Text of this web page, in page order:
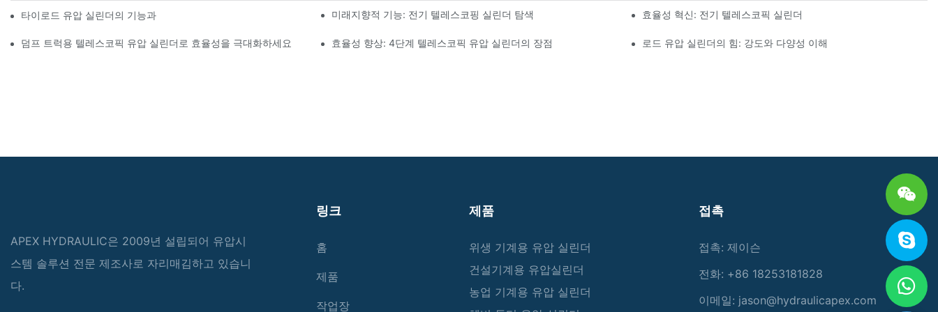
타이로드 유압 실린더의 기능과 중요성 이해 미래지향적 기능: 전기 텔레스코핑 실린더 탐색 효율성 혁신: 전기 텔레스코픽 실린더
덤프 트럭용 텔레스코픽 유압 실린더로 효율성을 극대화하세요 효율성 향상: 4단계 텔레스코픽 유압 실린더의 장점 로드 유압 실린더의 힘: 강도와 다양성 이해
APEX HYDRAULIC은 2009년 설립되어 유압시
스템 솔루션 전문 제조사로 자리매김하고 있습니
다.
링크
홈
제품
작업장
제품
위생 기계용 유압 실린더
건설기계용 유압실린더
농업 기계용 유압 실린더
접촉
접촉: 제이슨
전화: +86 18253181828
이메일: jason@hydraulicapex.com